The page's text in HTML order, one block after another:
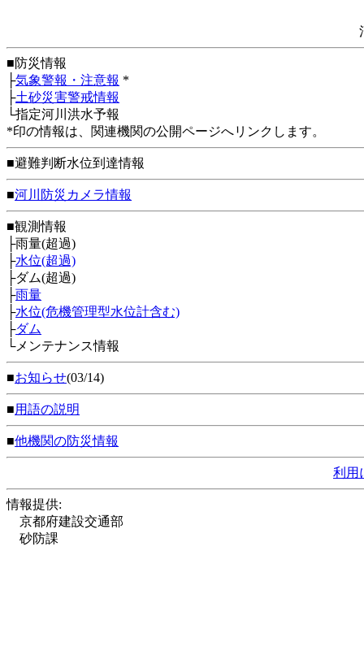
■防災情報
├気象警報・注意報 *
├土砂災害警戒情報
└指定河川洪水予報
*印の情報は、関連機関の公開ページへリンクします。
■避難判断水位到達情報
■河川防災カメラ情報
■観測情報
├雨量(超過)
├水位(超過)
├ダム(超過)
├雨量
├水位(危機管理型水位計含む)
├ダム
└メンテナンス情報
■お知らせ(03/14)
■用語の説明
■他機関の防災情報
利用
情報提供:
京都府建設交通部
砂防課